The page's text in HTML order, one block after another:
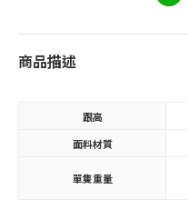
商品描述
跟高
面料材質
單隻重量